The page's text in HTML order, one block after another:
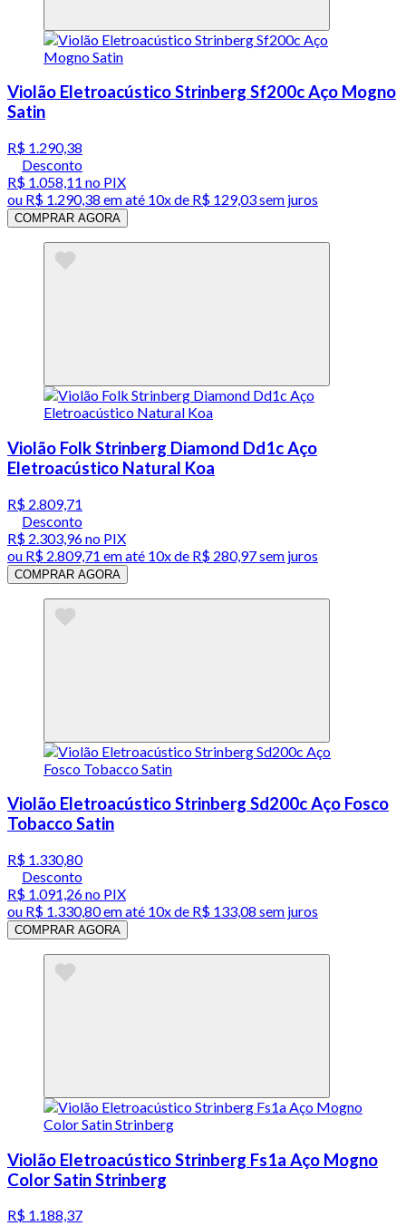
Violão Eletroacústico Strinberg Sf200c Aço Mogno
Satin
R$ 1.290,38
Desconto
R$ 1.058,11 no PIX
ou R$ 1.290,38 em até 10x de R$ 129,03 sem juros
COMPRAR AGORA
Violão Folk Strinberg Diamond Dd1c Aço
Eletroacústico Natural Koa
R$ 2.809,71
Desconto
R$ 2.303,96no PIX
ou R$ 2.809,71 em até 10x de R$ 280,97 sem juros
COMPRAR AGORA
Violão Eletroacústico Strinberg Sd200c Aço Fosco
Tobacco Satin
R$ 1.330,80
Desconto
R$ 1.091,26no PIX
ou R$ 1.330,80em até 10x de R$ 133,08 sem juros
COMPRAR AGORA
Violão Eletroacústico Strinberg Fs1a Aço Mogno
Color Satin Strinberg
R$ 1.188,37